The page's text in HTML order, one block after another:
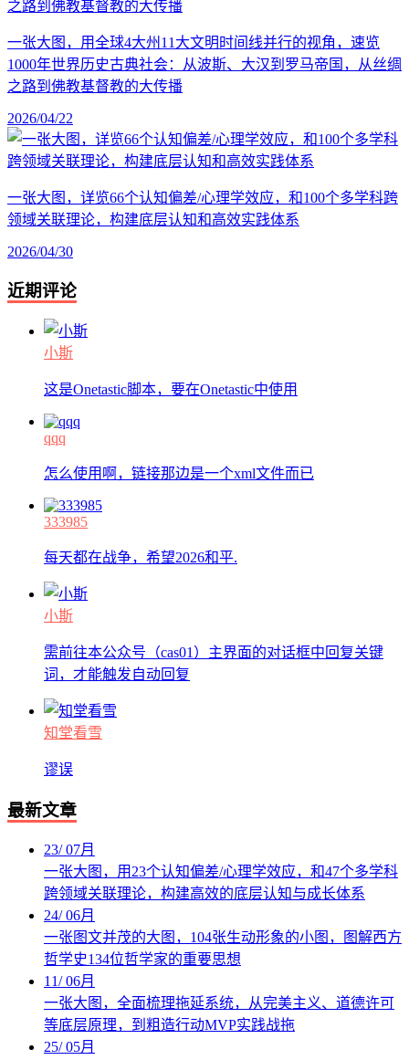
一张大图，用全球4大州11大文明时间线并行的视角，速览
1000年世界历史古典社会：从波斯、大汉到罗马帝国，从丝绸
之路到佛教基督教的大传播
2026/04/22
一张大图，详览66个认知偏差/心理学效应，和100个多学科跨
领域关联理论，构建底层认知和高效实践体系
2026/04/30
近期评论
小斯
这是Onetastic脚本，要在Onetastic中使用
qqq
怎么使用啊，链接那边是一个xml文件而已
333985
每天都在战争，希望2026和平.
小斯
需前往本公众号（cas01）主界面的对话框中回复关键
词，才能触发自动回复
知堂看雪
谬误
最新文章
23/07月
一张大图，用23个认知偏差/心理学效应，和47个多学科
跨领域关联理论，构建高效的底层认知与成长体系
24/06月
一张图文并茂的大图，104张生动形象的小图，图解西方
哲学史134位哲学家的重要思想
11/06月
一张大图，全面梳理拖延系统，从完美主义、道德许可
等底层原理，到粗造行动MVP实践战拖
25/05月